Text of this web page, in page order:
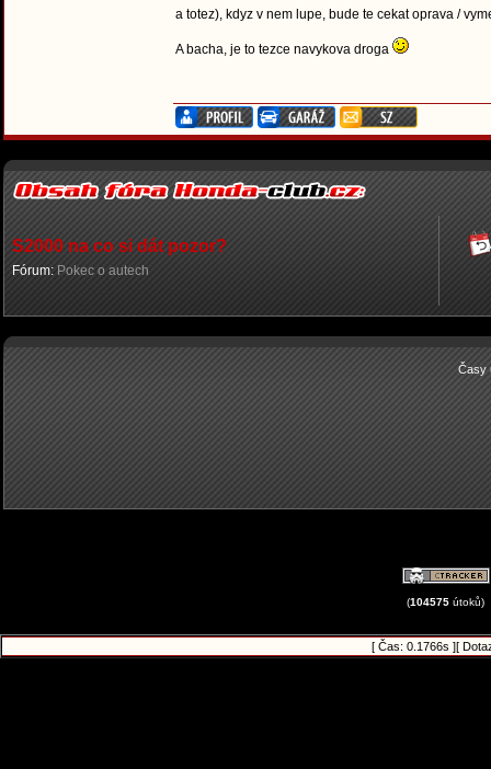
a totez), kdyz v nem lupe, bude te cekat oprava /
A bacha, je to tezce navykova droga
S2000 na co si dát pozor?
Fórum: Pokec o autech
Časy
(104575 útoků)
[ Čas: 0.1766s ][